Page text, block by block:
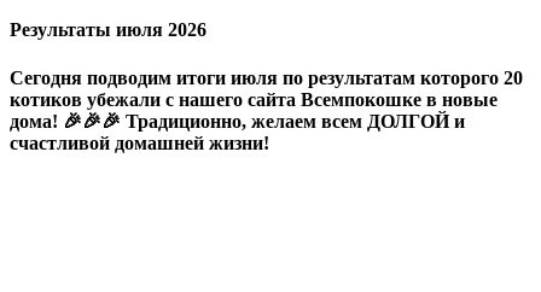
Результаты июля 2026
Сегодня подводим итоги июля по результатам которого 20
котиков убежали с нашего сайта Всемпокошке в новые
дома! 🎉🎉🎉 Традиционно, желаем всем ДОЛГОЙ и
счастливой домашней жизни!